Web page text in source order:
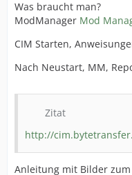
Was braucht man?
ModManager Mod
CIM Starten,
Nach Neustart, MM,
Zitat
http://
Anleitung mit Bilder